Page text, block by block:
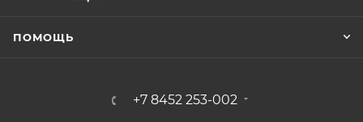
ПОМОЩЬ
+7 8452 253-002